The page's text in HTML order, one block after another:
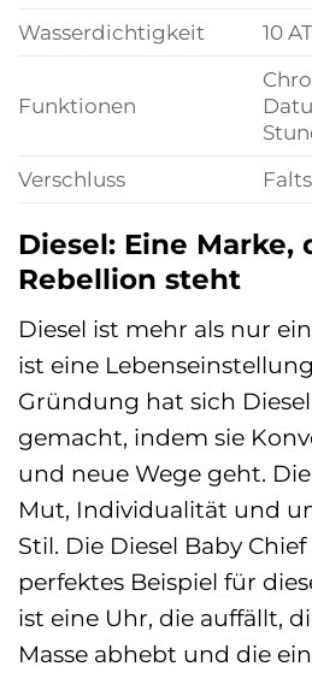
Wasserdichtigkeit
10
Funktionen
Verschluss
Diesel: Eine Marke,
Rebellion steht
Diesel ist mehr als nur
ist eine
Gründung hat sich
gemacht, indem sie
und neue Wege geht.
Mut, Individualität und
Stil. Die Diesel Baby
perfektes Beispiel für
ist eine Uhr, die auffällt,
Masse abhebt und die